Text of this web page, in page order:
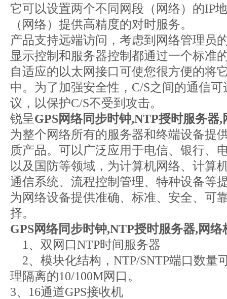
它可以设置两个不同网段（网络）的IP
（网络）提供高精度的对时服务。
产品支持远端访问，考虑到网络管理员
显示控制和服务器控制都通过一个标准
自适应的以太网接口可使您很方便的将
中。为了加强安全性，C/S之间的通信
议，以保护C/S不受到攻击。
锐呈GPS网络同步时钟,NTP授时服务器,
为整个网络所有的服务器和终端设备提
质产品。可以广泛应用于电信、银行、
以及国防等领域，为计算机网络、计算
通信系统、流程控制管理、特种设备等
为网络设备提供准确、标准、安全、可
择。
GPS网络同步时钟,NTP授时服务器, 网络
1、双网口NTP时间服务器
2、模块化结构，NTP/SNTP端口数量
理隔离的10/100M网口。
3、16通道GPS接收机